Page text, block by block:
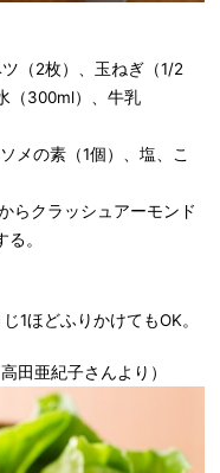
（2枚）、玉ねぎ（1/2
（300ml）、牛乳
メの素（1個）、塩、こ
らクラッシュアーモンド
。
1ほどふりかけてもOK。
田亜紀子さんより）